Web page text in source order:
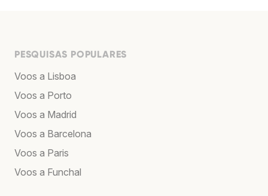
PESQUISAS POPULARES
Voos a Lisboa
Voos a Porto
Voos a Madrid
Voos a Barcelona
Voos a Paris
Voos a Funchal